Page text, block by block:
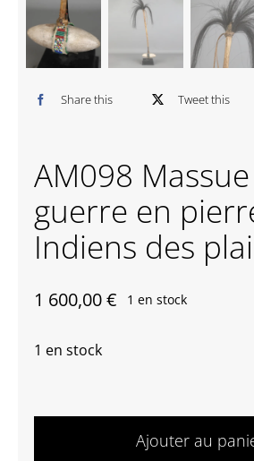
Contactez-nous
Share this Tweet this
AM098
guerre en
Indiens des
1 600,00€ 1 en stock
1 en stock
de
Ajouter au